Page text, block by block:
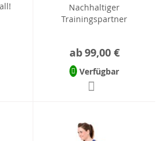
Nachhaltiger
Trainingspartner
ab99,00 €
Verfügbar